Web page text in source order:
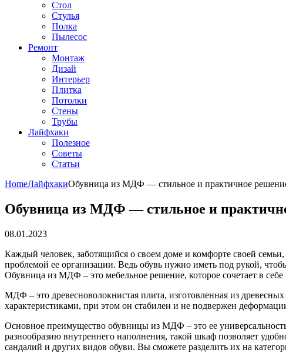
Стол
Стулья
Полка
Пылесос
Ремонт
Монтаж
Дизай
Интерьер
Плитка
Потолки
Стены
Трубы
Лайфхаки
Полезное
Советы
Статьи
HomeЛайфхакиОбувница из МДФ — стильное и практичное
Обувница из МДФ — стильное и
08.01.2023
Каждый человек, заботящийся о своем доме и комфорте своей семьи,
проблемой ее организации. Ведь обувь нужно иметь под рукой,
Обувница из МДФ – это мебельное решение, которое сочетает в
МДФ – это древесноволокнистая плита, изготовленная из
характеристиками, при этом он стабилен и не подвержен
Основное преимущество обувницы из МДФ – это ее
разнообразию внутреннего наполнения, такой шкаф позволяет
сандалий и других видов обуви. Вы сможете разделить их на